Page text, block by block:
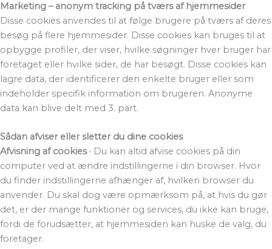
Marketing – anonym tracking på tværs af hjemmesider
Disse cookies anvendes til at følge brugere på tværs af deres
besøg på flere hjemmesider. Disse cookies kan bruges til at
opbygge profiler, der viser, hvilke søgninger hver bruger har
foretaget eller hvilke sider, de har besøgt. Disse cookies kan
lagre data, der identificerer den enkelte bruger eller som
indeholder specifik information om brugeren. Anonyme
data kan blive delt med 3. part.
Sådan afviser eller sletter du dine cookies
Afvisning af cookies · Du kan altid afvise cookies på din
computer ved at ændre indstillingerne i din browser. Hvor
du finder indstillingerne afhænger af, hvilken browser du
anvender. Du skal dog være opmærksom på, at hvis du gør
det, er der mange funktioner og services, du ikke kan bruge,
fordi de forudsætter, at hjemmesiden kan huske de valg, du
foretager.